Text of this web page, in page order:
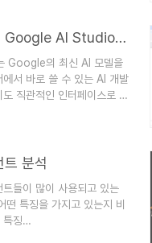
인 확장성, Canvas 협업 기
)GPT-4o mini (’24.07):
용 (기존 Turbo 대체)o1-
한 논리/추론 작업에 특화
빠르고 코딩 최적화
AI 전문가 되기 | Google AI Studio의 매력 발견하기
의 최신 AI 모델을
에서 바로 쓸 수 있는 AI 개발
직관적인 인터페이스로 다
의적인 작업을 할 수 있
있고... 좀 더 내 스타일대
Google AI Studio 어때?!
Claude 등이 정말 핫하잖
니 걱정되다고? 걱정할 필
만 있으면 충분해!
트 분석
들이 많이 사용되고 있는
떤 특징을 가지고 있는지 비
특징
o1 pro 까지 나왔으